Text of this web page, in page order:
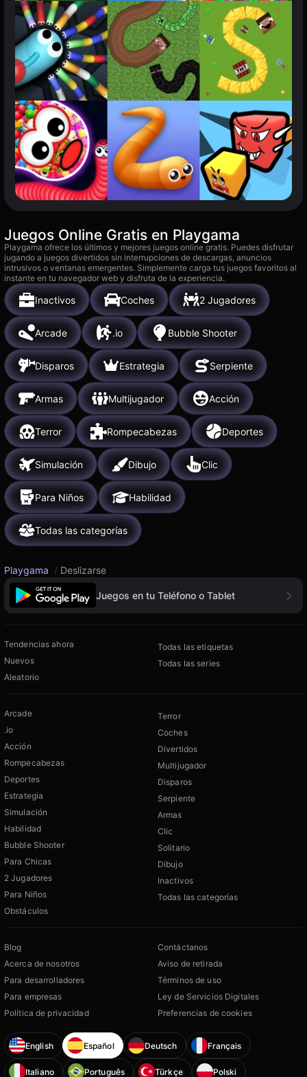
Juegos Online Gratis en Playgama
Playgama ofrece los últimos y mejores juegos online gratis. Puedes disfrutar
jugando a juegos divertidos sin interrupciones de descargas, anuncios
intrusivos o ventanas emergentes. Simplemente carga tus juegos favoritos al
instante en tu navegador web y disfruta de la experiencia.
Inactivos Coches 2 Jugadores
Arcade .io Bubble Shooter
Disparos Estrategia Serpiente
Armas Multijugador Acción
Terror Rompecabezas Deportes
Simulación Dibujo Clic
Para Niños Habilidad
Todas las categorías
Playgama / Deslizarse
Juegos en tu Teléfono o Tablet
Tendencias ahora
Nuevos
Aleatorio
Todas las etiquetas
Todas las series
Arcade
.io
Acción
Rompecabezas
Deportes
Estrategia
Simulación
Habilidad
Bubble Shooter
Para Chicas
2 Jugadores
Para Niños
Obstáculos
Terror
Coches
Divertidos
Multijugador
Disparos
Serpiente
Armas
Clic
Solitario
Dibujo
Inactivos
Todas las categorías
Blog
Acerca de nosotros
Para desarrolladores
Para empresas
Política de privacidad
Contáctanos
Aviso de retirada
Términos de uso
Ley de Servicios Digitales
Preferencias de cookies
English Español Deutsch Français
Italiano Português Türkçe Polski